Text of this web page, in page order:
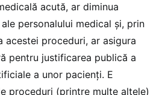
acută, ar diminua
personalului medical și, prin
acestei proceduri, ar asigura
pentru justificarea publică a
a unor pacienți. E
proceduri (printre multe altele)